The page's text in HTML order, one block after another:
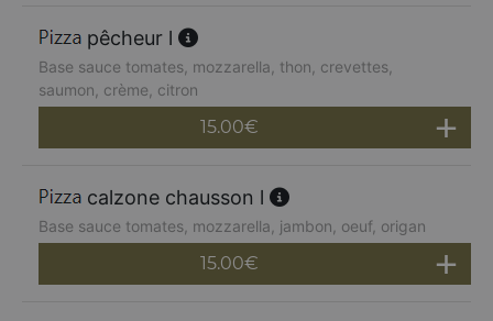
pêcheur l
Base sauce tomates, mozzarella, thon, crevettes,
saumon, crème, citron
15.00€
calzone chausson l
Base sauce tomates, mozzarella, jambon, oeuf, origan
15.00€